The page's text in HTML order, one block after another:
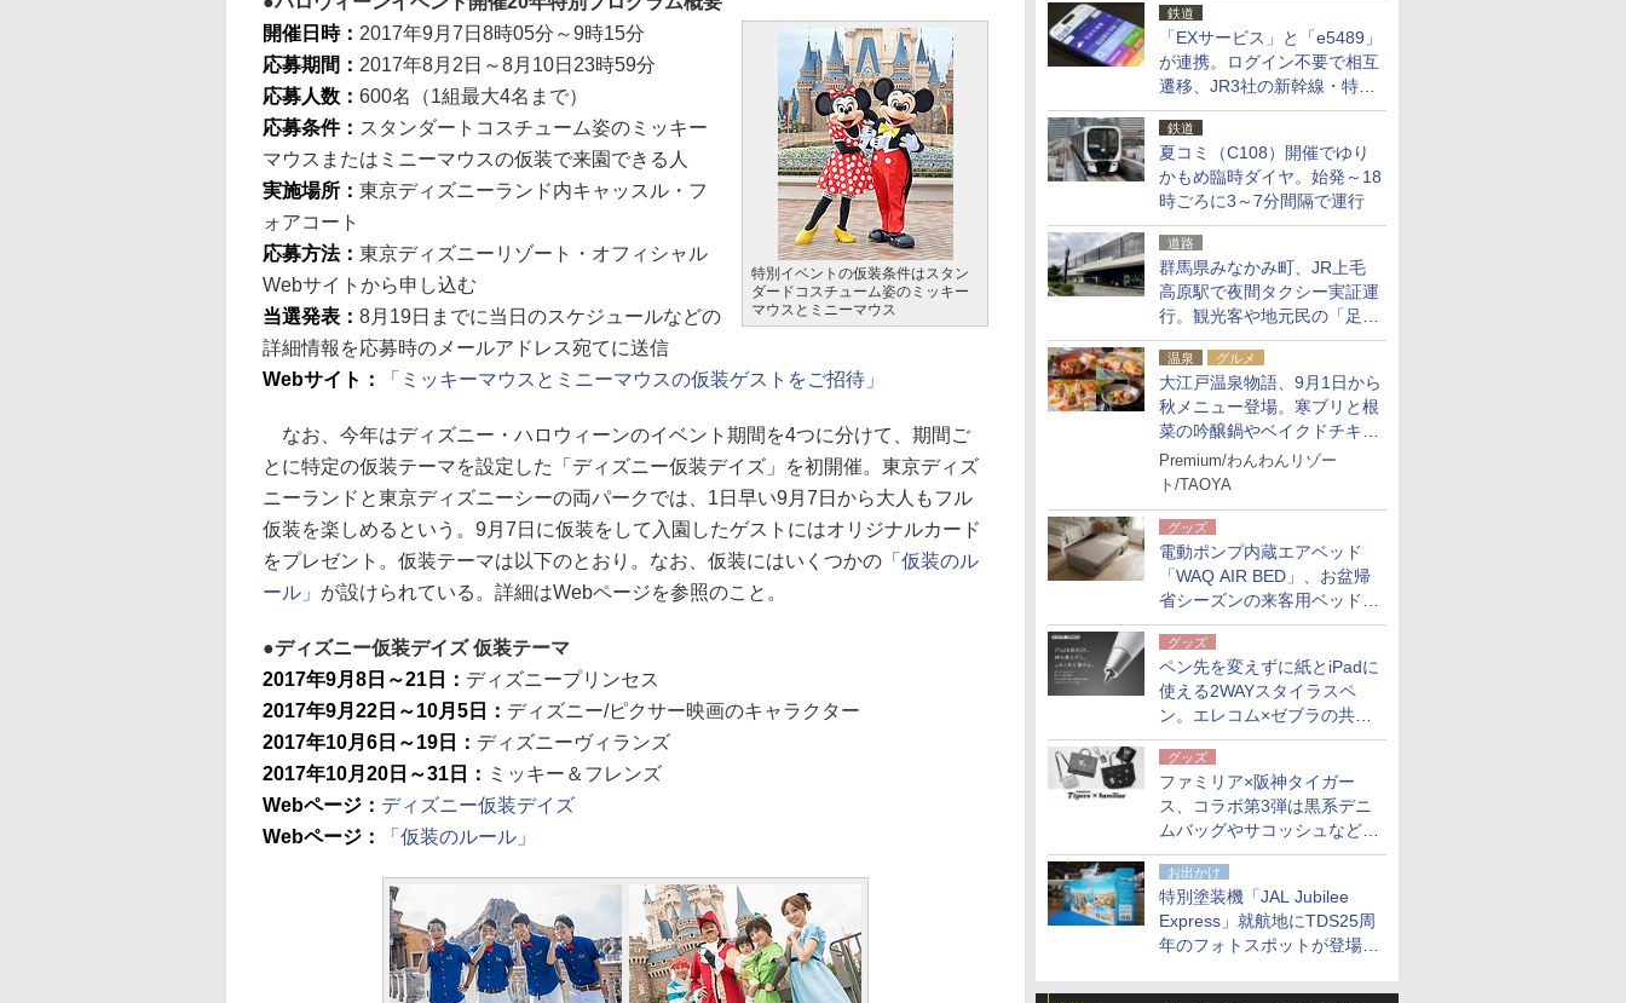
鉄道
「EXサービス」と「e5489」
が連携。ログイン不要で相互
遷移、JR3社の新幹線・特急
予約をアプリで一括確認
鉄道
夏コミ（C108）開催でゆり
かもめ臨時ダイヤ。始発～18
時ごろに3～7分間隔で運行
道路
群馬県みなかみ町、JR上毛
高原駅で夜間タクシー実証運
行。観光客や地元民の「足が
ない」課題解消へ、木金土に
2台体制
温泉 グルメ
大江戸温泉物語、9月1日から
秋メニュー登場。寒ブリと根
菜の吟醸鍋やベイクドチキ
ン、ショコラ＆栗スイーツも
食べ放題に
Premium/わんわんリゾー
ト/TAOYA
グッズ
電動ポンプ内蔵エアベッド
「WAQ AIR BED」、お盆帰
省シーズンの来客用ベッドに
も。使用後は収納バッグでコ
ンパクトに保管
グッズ
ペン先を変えずに紙とiPadに
使える2WAYスタイラスペ
ン。エレコム×ゼブラの共同
開発
グッズ
ファミリア×阪神タイガー
ス、コラボ第3弾は黒系デニ
ムバッグやサコッシュなど6
点。8月21日オンラインスト
アで発売
お出かけ
特別塗装機「JAL Jubilee
Express」就航地にTDS25周
年のフォトスポットが登場。
特別イベントの仮装条件はスタン
ダードコスチューム姿のミッキー
マウスとミニーマウス
開催日時： 2017年9月7日8時05分～9時15分
応募期間： 2017年8月2日～8月10日23時59分
応募人数： 600名（1組最大4名まで）
応募条件： スタンダートコスチューム姿のミッキー
マウスまたはミニーマウスの仮装で来園できる人
実施場所： 東京ディズニーランド内キャッスル・フ
ォアコート
応募方法： 東京ディズニーリゾート・オフィシャル
Webサイトから申し込む
当選発表： 8月19日までに当日のスケジュールなどの
詳細情報を応募時のメールアドレス宛てに送信
Webサイト：
「ミッキーマウスとミニーマウスの仮装ゲストをご招待」
なお、今年はディズニー・ハロウィーンのイベント期間を4つに分けて、期間ご
とに特定の仮装テーマを設定した「ディズニー仮装デイズ」を初開催。東京ディズ
ニーランドと東京ディズニーシーの両パークでは、1日早い9月7日から大人もフル
仮装を楽しめるという。9月7日に仮装をして入園したゲストにはオリジナルカード
をプレゼント。仮装テーマは以下のとおり。なお、仮装にはいくつかの 「仮装のル
ール」 が設けられている。詳細はWebページを参照のこと。
ディズニー仮装デイズ 仮装テーマ
2017年9月8日～21日： ディズニープリンセス
2017年9月22日～10月5日： ディズニー/ピクサー映画のキャラクター
2017年10月6日～19日： ディズニーヴィランズ
2017年10月20日～31日： ミッキー＆フレンズ
Webページ： ディズニー仮装デイズ
Webページ：
「仮装のルール」